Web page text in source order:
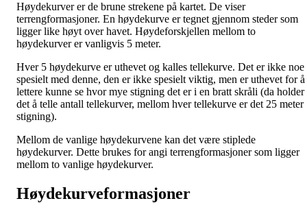
Høydekurver er de brune strekene på kartet. De viser
terrengformasjoner. En høydekurve er tegnet gjennom steder som
ligger like høyt over havet. Høydeforskjellen mellom to
høydekurver er vanligvis 5 meter.
Hver 5 høydekurve er uthevet og kalles tellekurve. Det er ikke noe
spesielt med denne, den er ikke spesielt viktig, men er uthevet for å
lettere kunne se hvor mye stigning det er i en bratt skråli (da holder
det å telle antall tellekurver, mellom hver tellekurve er det 25 meter
stigning).
Mellom de vanlige høydekurvene kan det være stiplede
høydekurver. Dette brukes for angi terrengformasjoner som ligger
mellom to vanlige høydekurver.
Høydekurveformasjoner